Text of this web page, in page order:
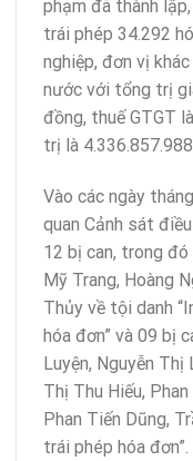
phạm đã thành
trái phép 34.292
nghiệp, đơn vị
nước với tổng trị
đồng, thuế GTGT
trị là
Vào các ngày
quan Cảnh sát
12 bị can, trong
Mỹ Trang, Hoàng
Thủy về tội danh
hóa đơn” và 09 bị
Luyện, Nguyễn Thị
Thị Thu Hiếu,
Phan Tiến Dũng,
trái phép hóa